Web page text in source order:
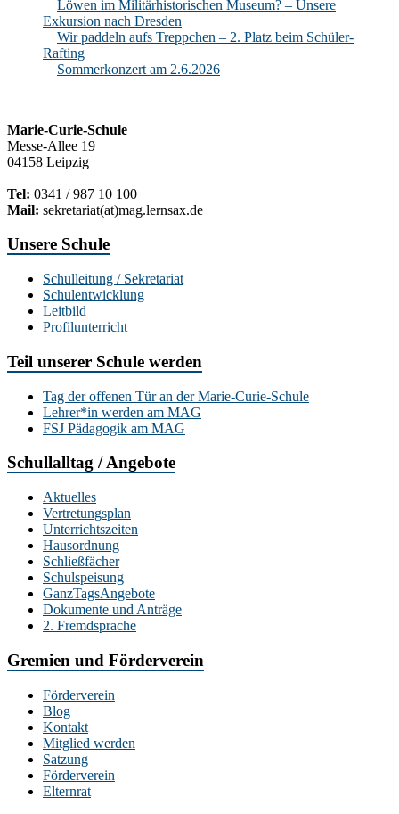
Löwen im Militärhistorischen Museum? – Unsere
Exkursion nach Dresden
Wir paddeln aufs Treppchen – 2. Platz beim Schüler-
Rafting
Sommerkonzert am 2.6.2026
Marie-Curie-Schule
Messe-Allee 19
04158 Leipzig
Tel: 0341 / 987 10 100
Mail: sekretariat(at)mag.lernsax.de
Unsere Schule
Schulleitung / Sekretariat
Schulentwicklung
Leitbild
Profilunterricht
Teil unserer Schule werden
Tag der offenen Tür an der Marie-Curie-Schule
Lehrer*in werden am MAG
FSJ Pädagogik am MAG
Schullalltag / Angebote
Aktuelles
Vertretungsplan
Unterrichtszeiten
Hausordnung
Schließfächer
Schulspeisung
GanzTagsAngebote
Dokumente und Anträge
2. Fremdsprache
Gremien und Förderverein
Förderverein
Blog
Kontakt
Mitglied werden
Satzung
Förderverein
Elternrat